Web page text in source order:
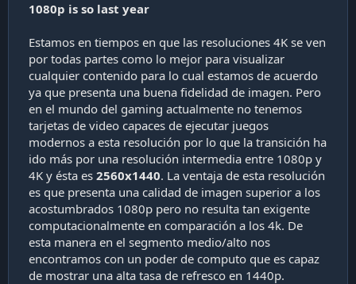
1080p is so last year
Estamos en tiempos en que las resoluciones 4K se ven
por todas partes como lo mejor para visualizar
cualquier contenido para lo cual estamos de acuerdo
ya que presenta una buena fidelidad de imagen. Pero
en el mundo del gaming actualmente no tenemos
tarjetas de video capaces de ejecutar juegos
modernos a esta resolución por lo que la transición ha
ido más por una resolución intermedia entre 1080p y
4K y ésta es 2560x1440. La ventaja de esta resolución
es que presenta una calidad de imagen superior a los
acostumbrados 1080p pero no resulta tan exigente
computacionalmente en comparación a los 4k. De
esta manera en el segmento medio/alto nos
encontramos con un poder de computo que es capaz
de mostrar una alta tasa de refresco en 1440p.